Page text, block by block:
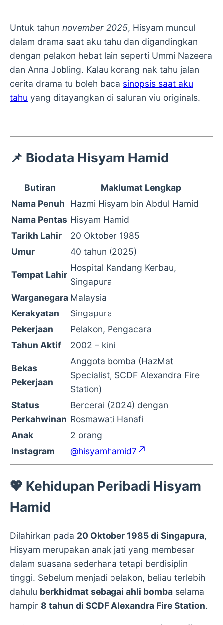
Untuk tahun november 2025, Hisyam muncul
dalam drama saat aku tahu dan digandingkan
dengan pelakon hebat lain seperti Ummi Nazeera
dan Anna Jobling. Kalau korang nak tahu jalan
cerita drama tu boleh baca sinopsis saat aku
tahu yang ditayangkan di saluran viu originals.
📌 Biodata Hisyam Hamid
Butiran
Maklumat Lengkap
Nama Penuh
Hazmi Hisyam bin Abdul Hamid
Nama Pentas Hisyam Hamid
Tarikh Lahir
20 Oktober 1985
Umur
40 tahun (2025)
Tempat Lahir
Hospital Kandang Kerbau,
Singapura
Warganegara Malaysia
Kerakyatan
Singapura
Pekerjaan
Pelakon, Pengacara
Tahun Aktif
2002 – kini
Bekas
Pekerjaan
Anggota bomba (HazMat
Specialist, SCDF Alexandra Fire
Station)
Status
Perkahwinan
Bercerai (2024) dengan
Rosmawati Hanafi
Anak
2 orang
Instagram
@hisyamhamid7
💖 Kehidupan Peribadi Hisyam
Hamid
Dilahirkan pada 20 Oktober 1985 di Singapura,
Hisyam merupakan anak jati yang membesar
dalam suasana sederhana tetapi berdisiplin
tinggi. Sebelum menjadi pelakon, beliau terlebih
dahulu berkhidmat sebagai ahli bomba selama
hampir 8 tahun di SCDF Alexandra Fire Station.